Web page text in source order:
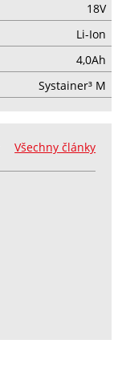
18V
Li-Ion
4,0Ah
Systainer³ M
Všechny články